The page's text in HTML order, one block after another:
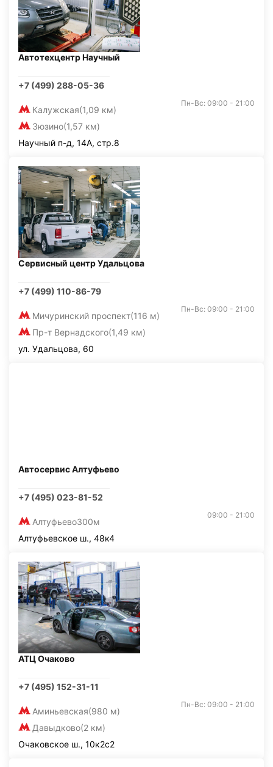
Автотехцентр Научный
+7 (499) 288-05-36
Калужская(1,09 км)
Зюзино(1,57 км)
Пн-Вс: 09:00 - 21:00
Научный п-д, 14А, стр.8
Сервисный центр Удальцова
+7 (499) 110-86-79
Мичуринский проспект(116 м)
Пр-т Вернадского(1,49 км)
Пн-Вс: 09:00 - 21:00
ул. Удальцова, 60
Автосервис Алтуфьево
+7 (495) 023-81-52
Алтуфьево300м
09:00 - 21:00
Алтуфьевское ш., 48к4
АТЦ Очаково
+7 (495) 152-31-11
Аминьевская(980 м)
Давыдково(2 км)
Пн-Вс: 09:00 - 21:00
Очаковское ш., 10к2с2